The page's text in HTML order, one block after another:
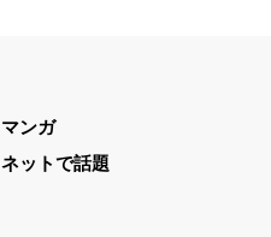
マンガ
ネットで話題